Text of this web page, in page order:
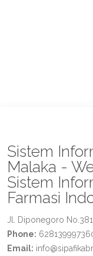
Sistem
Malaka -
Sistem
Farmasi
Jl. Diponegoro
Phone:
Email: